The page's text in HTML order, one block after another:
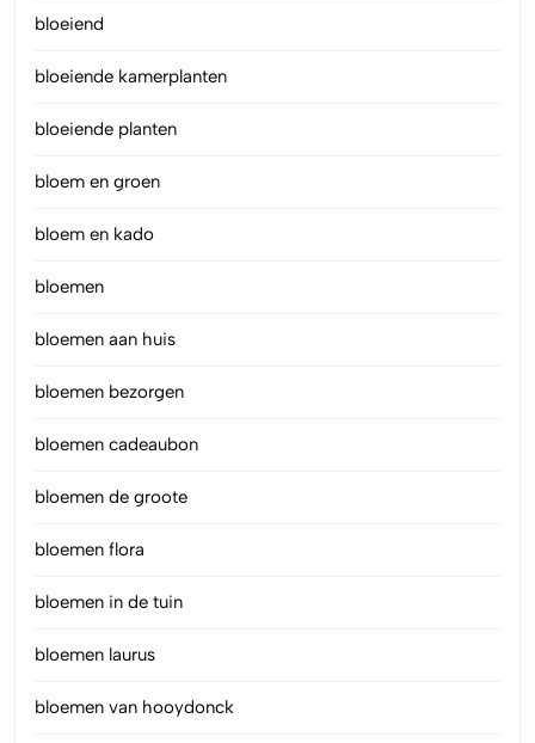
bloeiend
bloeiende kamerplanten
bloeiende planten
bloem en groen
bloem en kado
bloemen
bloemen aan huis
bloemen bezorgen
bloemen cadeaubon
bloemen de groote
bloemen flora
bloemen in de tuin
bloemen laurus
bloemen van hooydonck